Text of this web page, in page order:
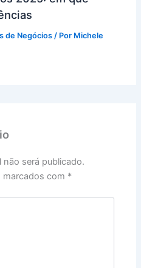
de Negócios/ Por Michele
não será publicado.
com *